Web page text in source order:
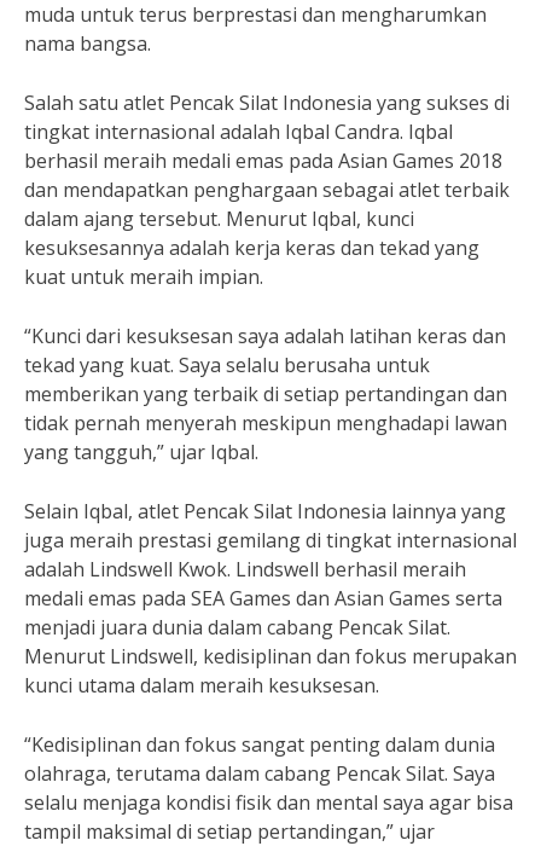
muda untuk terus berprestasi dan mengharumkan
nama bangsa.
Salah satu atlet Pencak Silat Indonesia yang sukses di
tingkat internasional adalah Iqbal Candra. Iqbal
berhasil meraih medali emas pada Asian Games 2018
dan mendapatkan penghargaan sebagai atlet terbaik
dalam ajang tersebut. Menurut Iqbal, kunci
kesuksesannya adalah kerja keras dan tekad yang
kuat untuk meraih impian.
“Kunci dari kesuksesan saya adalah latihan keras dan
tekad yang kuat. Saya selalu berusaha untuk
memberikan yang terbaik di setiap pertandingan dan
tidak pernah menyerah meskipun menghadapi lawan
yang tangguh,” ujar Iqbal.
Selain Iqbal, atlet Pencak Silat Indonesia lainnya yang
juga meraih prestasi gemilang di tingkat internasional
adalah Lindswell Kwok. Lindswell berhasil meraih
medali emas pada SEA Games dan Asian Games serta
menjadi juara dunia dalam cabang Pencak Silat.
Menurut Lindswell, kedisiplinan dan fokus merupakan
kunci utama dalam meraih kesuksesan.
“Kedisiplinan dan fokus sangat penting dalam dunia
olahraga, terutama dalam cabang Pencak Silat. Saya
selalu menjaga kondisi fisik dan mental saya agar bisa
tampil maksimal di setiap pertandingan,” ujar